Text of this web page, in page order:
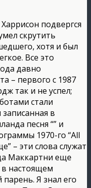
подвергся
скрутить
хотя и был
Все это
давно
– первого с 1987
так и не успел;
стали
в
песня “” и
1970-го “All
– эти слова служат
Маккартни еще
в настоящем
Я знал его